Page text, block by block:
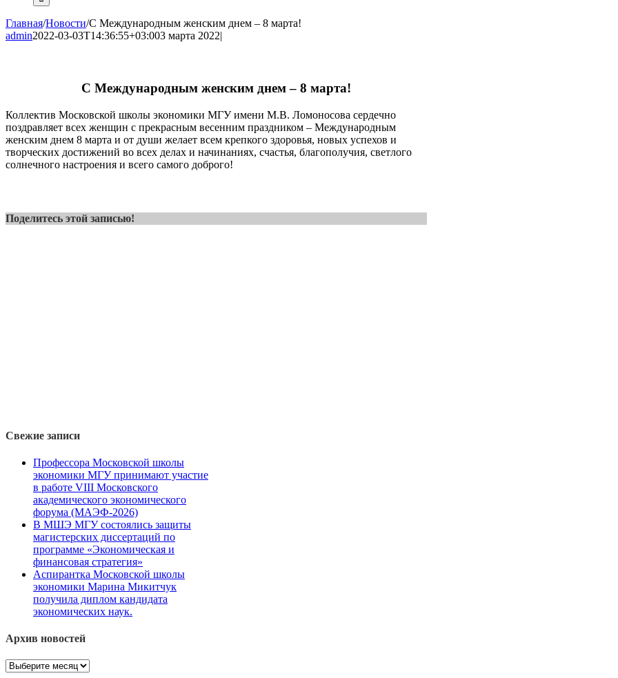
Главная/Новости/С Международным женским днем – 8 марта!
admin2022-03-03T14:36:55+03:003 марта 2022|
С Международным женским днем – 8 марта!
Коллектив Московской школы экономики МГУ имени М.В. Ломоносова сердечно
поздравляет всех женщин с прекрасным весенним праздником – Международным
женским днем 8 марта и от души желает всем крепкого здоровья, новых успехов и
творческих достижений во всех делах и начинаниях, счастья, благополучия, светлого
солнечного настроения и всего самого доброго!
Поделитесь этой записью!
Свежие записи
Профессора Московской школы
экономики МГУ принимают участие
в работе VIII Московского
академического экономического
форума (МАЭФ-2026)
В МШЭ МГУ состоялись защиты
магистерских диссертаций по
программе «Экономическая и
финансовая стратегия»
Аспирантка Московской школы
экономики Марина Микитчук
получила диплом кандидата
экономических наук.
Архив новостей
Архив